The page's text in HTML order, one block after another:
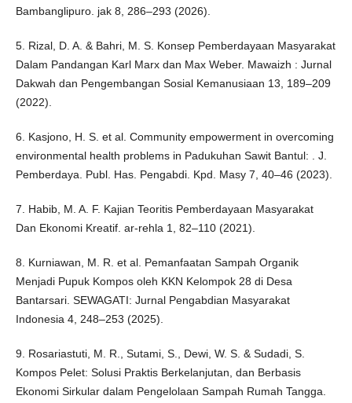
Bambanglipuro. jak 8, 286–293 (2026).
5. Rizal, D. A. & Bahri, M. S. Konsep Pemberdayaan Masyarakat
Dalam Pandangan Karl Marx dan Max Weber. Mawaizh : Jurnal
Dakwah dan Pengembangan Sosial Kemanusiaan 13, 189–209
(2022).
6. Kasjono, H. S. et al. Community empowerment in overcoming
environmental health problems in Padukuhan Sawit Bantul: . J.
Pemberdaya. Publ. Has. Pengabdi. Kpd. Masy 7, 40–46 (2023).
7. Habib, M. A. F. Kajian Teoritis Pemberdayaan Masyarakat
Dan Ekonomi Kreatif. ar-rehla 1, 82–110 (2021).
8. Kurniawan, M. R. et al. Pemanfaatan Sampah Organik
Menjadi Pupuk Kompos oleh KKN Kelompok 28 di Desa
Bantarsari. SEWAGATI: Jurnal Pengabdian Masyarakat
Indonesia 4, 248–253 (2025).
9. Rosariastuti, M. R., Sutami, S., Dewi, W. S. & Sudadi, S.
Kompos Pelet: Solusi Praktis Berkelanjutan, dan Berbasis
Ekonomi Sirkular dalam Pengelolaan Sampah Rumah Tangga.